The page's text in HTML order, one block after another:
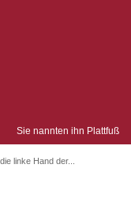
Sie nannten ihn Plattfuß
linke Hand der...